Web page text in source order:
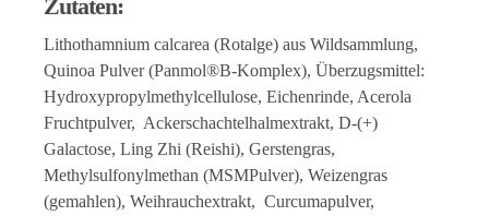
Zutaten:
Lithothamnium calcarea (Rotalge) aus Wildsammlung,
Quinoa Pulver (Panmol®B-Komplex), Überzugsmittel:
Hydroxypropylmethylcellulose, Eichenrinde, Acerola
Fruchtpulver, Ackerschachtelhalmextrakt, D-(+)
Galactose, Ling Zhi (Reishi), Gerstengras,
Methylsulfonylmethan (MSMPulver), Weizengras
(gemahlen), Weihrauchextrakt, Curcumapulver,